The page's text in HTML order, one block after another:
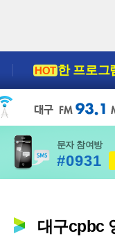
HOT한 프로그
문자 참여방
#0931
대구cpbc